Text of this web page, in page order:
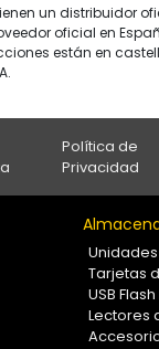
un distribuidor
oficial en
están en
Política de
Privacidad
Tarjetas
USB
Lectores